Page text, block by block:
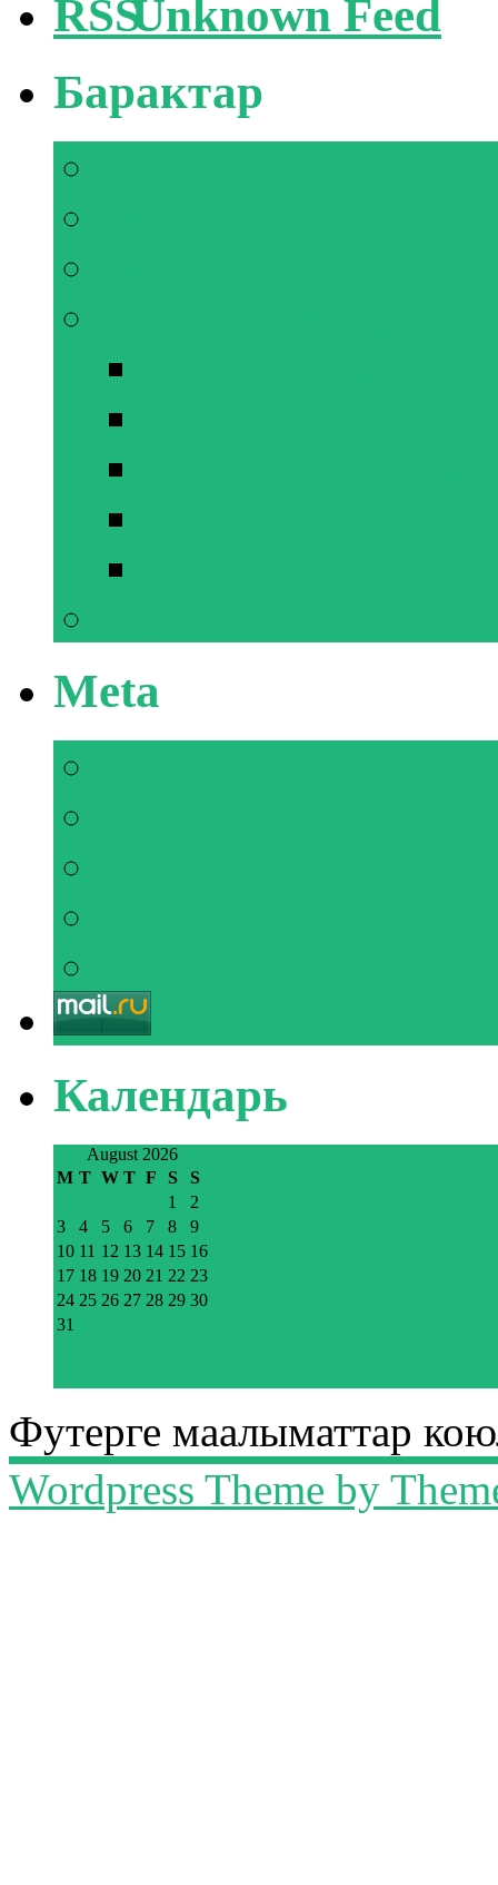
Unknown Feed
Барактар
Meta
Календарь
August 2026
M T W T F S
S
1
2
3
4 5 6 7 8
9
10 11 12 13 14 15 16
17 18 19 20 21 22 23
24 25 26 27 28 29 30
31
Футерге маалыматтар
Wordpress Theme by